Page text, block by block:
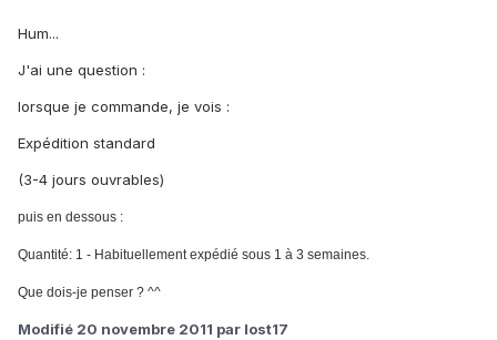
Hum...
J'ai une question :
lorsque je commande, je vois :
Expédition standard
(3-4 jours ouvrables)
puis en dessous :
Quantité: 1 - Habituellement expédié sous 1 à 3 semaines.
Que dois-je penser ? ^^
Modifié 20 novembre 2011 par lost17